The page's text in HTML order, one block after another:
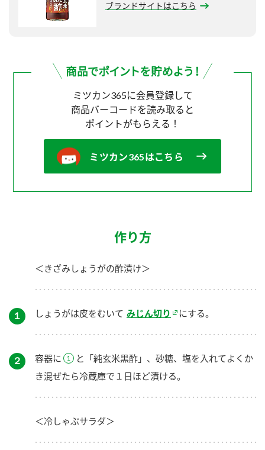
ブランドサイトはこちら
ミツカン365に会員登録して
商品バーコードを読み取ると
ポイントがもらえる！
ミツカン365はこちら
作り方
＜きざみしょうがの酢漬け＞
１ しょうがは皮をむいて みじん切り にする。
２ 容器に
と「純玄米黒酢」、砂糖、塩を入れてよくか
き混ぜたら冷蔵庫で１日ほど漬ける。
＜冷しゃぶサラダ＞